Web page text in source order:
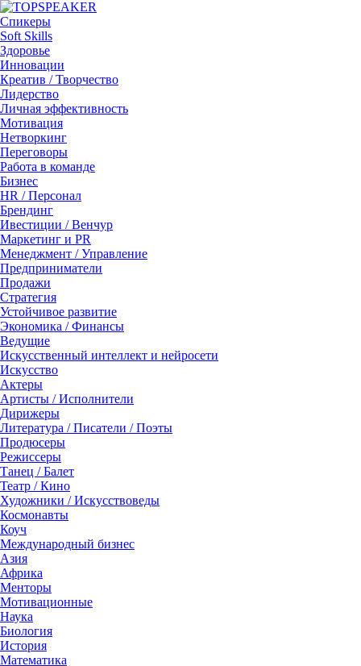
Спикеры
Soft Skills
Здоровье
Инновации
Креатив / Творчество
Лидерство
Личная эффективность
Мотивация
Нетворкинг
Переговоры
Работа в команде
Бизнес
HR / Персонал
Брендинг
Ивестиции / Венчур
Маркетинг и PR
Менеджмент / Управление
Предприниматели
Продажи
Стратегия
Устойчивое развитие
Экономика / Финансы
Ведущие
Искусственный интеллект и нейросети
Искусство
Актеры
Артисты / Исполнители
Дирижеры
Литература / Писатели / Поэты
Продюсеры
Режиссеры
Танец / Балет
Театр / Кино
Художники / Искусствоведы
Космонавты
Коуч
Международный бизнес
Азия
Африка
Менторы
Мотивационные
Наука
Биология
История
Математика